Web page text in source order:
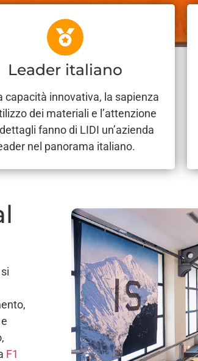
Leader italiano
capacità innovativa, la sapienza
dei materiali e l’attenzione
fanno di LIDI un’azienda
nel panorama italiano.
F1